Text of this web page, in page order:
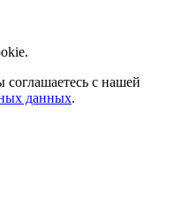
соглашаетесь с нашей
данных.